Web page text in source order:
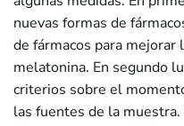
nuevas formas de
de fármacos para
melatonina. En segundo
criterios sobre el
las fuentes de la